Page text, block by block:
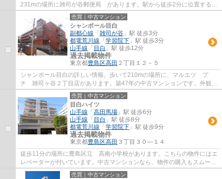
231mの場所に雑司が谷郵便局 があります。駅から徒歩2分に位置する、
魅力的な駅近物件です。中古マンションなら周り...
売買｜中古マンション
シャンボール目白
副都心線 「 雑司が谷 」駅 徒歩3分
都電荒川線 「 学習院下 」駅 徒歩3分
山手線 「 目白 」駅 徒歩12分
過去掲載物件
東京都豊島区高田 ２丁目１２－５
シャンボール目白の詳しい情報。歩いて210mの場所に、マルエツ プ
チ 雑司ヶ谷２丁目店があります。築47年の中古マンションです。外観タ
イル張りは、汚れが付きにくいのでいつまでも...
売買｜中古マンション
目白ハイツ
山手線 「 高田馬場 」駅 徒歩6分
山手線 「 目白 」駅 徒歩8分
都電荒川線 「 学習院下 」駅 徒歩9分
過去掲載物件
東京都豊島区高田 ３丁目３０―１４
徒歩11分の場所に豊島区立 高南小学校があります。こちらの物件にはエ
レベーターが付いています。中古マンションなら、物件の購入もスムーズ
です。こちらは10階建ての物件です。当社...
売買｜中古マンション